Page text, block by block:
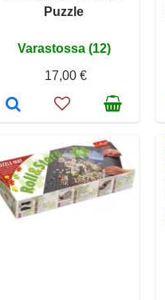
Puzzle
Varastossa (12)
17,00 €